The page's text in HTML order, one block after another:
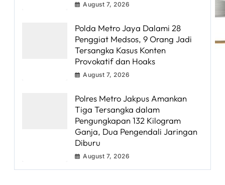
August 7, 2026
Polda Metro Jaya Dalami 28
Penggiat Medsos, 9 Orang Jadi
Tersangka Kasus Konten
Provokatif dan Hoaks
August 7, 2026
Polres Metro Jakpus Amankan
Tiga Tersangka dalam
Pengungkapan 132 Kilogram
Ganja, Dua Pengendali Jaringan
Diburu
August 7, 2026